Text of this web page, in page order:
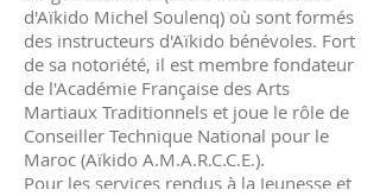
d'Aïkido Michel Soulenq) où sont formés
des instructeurs d'Aïkido bénévoles. Fort
de sa notoriété, il est membre fondateur
de l'Académie Française des Arts
Martiaux Traditionnels et joue le rôle de
Conseiller Technique National pour le
Maroc (Aïkido A.M.A.R.C.C.E.).
Pour les services rendus à la Jeunesse et